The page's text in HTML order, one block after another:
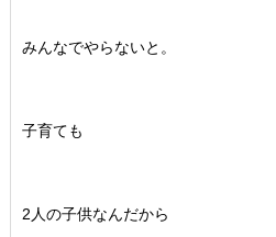
みんなでやらないと。
子育ても
2人の子供なんだから